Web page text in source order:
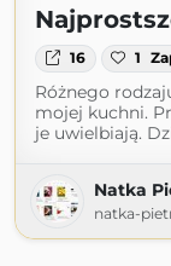
16 1
Różnego
mojej kuchni.
je uwielbiają.
Natka
natka-